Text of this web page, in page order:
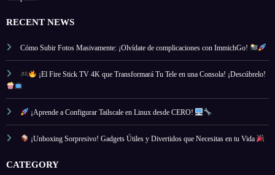
RECENT NEWS
Cómo Subir Fotos Masivamente: ¡Olvídate de complicaciones con ImmichGo!
¡El Fire Stick TV 4K que Transformará Tu Tele en una Consola! ¡Descúbrelo!
¡Aprende a Configurar Tailscale en Linux desde CERO!
¡Unboxing Sorpresivo! Gadgets Útiles y Divertidos que Necesitas en tu Vida
CATEGORY